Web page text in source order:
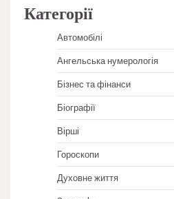
Категорії
Автомобілі
Ангельська нумерологія
Бізнес та фінанси
Біографії
Вірші
Гороскопи
Духовне життя